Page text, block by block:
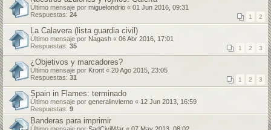
Último mensaje por miguelondrio « 01 Jun 2016, 09:31
Respuestas: 24 1 2
La Calavera (lista guardia civil)
Último mensaje por Nagash « 06 Abr 2016, 17:01
Respuestas: 35 1 2 3
¿Objetivos y marcadores?
Último mensaje por Kront « 20 Ago 2015, 23:05
Respuestas: 31 1 2 3
Spain in Flames: terminado
Último mensaje por generalinvierno « 12 Jun 2013, 16:59
Respuestas: 9
Banderas para imprimir